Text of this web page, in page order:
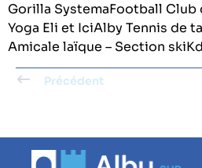
Gorilla SystemaFootball Club
Yoga Eli et IciAlby Tennis de
Amicale laïque – Section ski
Précédent